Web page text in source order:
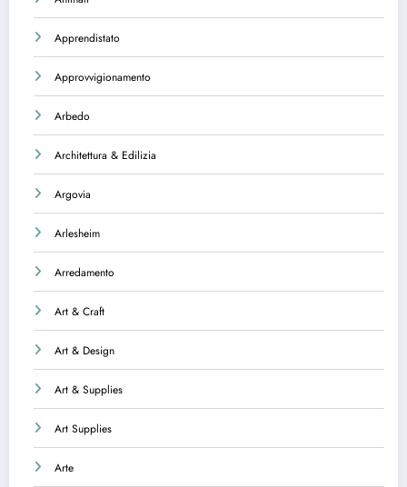
Apprendistato
Approvvigionamento
Arbedo
Architettura & Edilizia
Argovia
Arlesheim
Arredamento
Art & Craft
Art & Design
Art & Supplies
Art Supplies
Arte